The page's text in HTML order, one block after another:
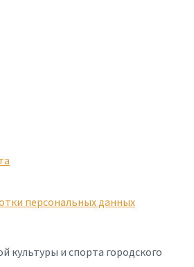
персональных данных
культуры и спорта городского